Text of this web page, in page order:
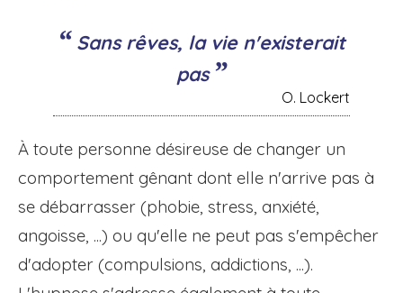
Sans rêves, la vie n'existerait
pas
O. Lockert
À toute personne désireuse de changer un
comportement gênant dont elle n'arrive pas à
se débarrasser (phobie, stress, anxiété,
angoisse, ...) ou qu'elle ne peut pas s'empêcher
d'adopter (compulsions, addictions, ...).